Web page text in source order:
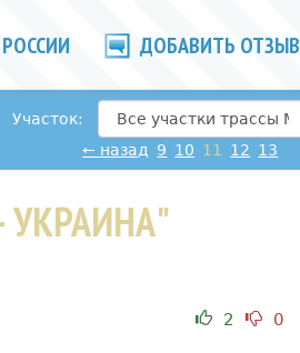
ДОБАВИТЬ ОТЗЫВ
Участок:
← назад 9 10 11 12 13
вперед→
УКРАИНА"
2 0